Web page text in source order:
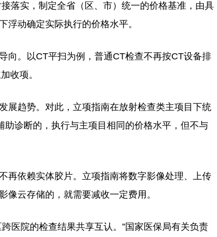
落实，制定全省（区、市）统一的价格基准，由具
浮动确定实际执行的价格水平。
。以CT平扫为例，普通CT检查不再按CT设备排
收项。
趋势。对此，立项指南在放射检查类主项目下统
助诊断的，执行与主项目相同的价格水平，但不与
依赖实体胶片。立项指南将数字影像处理、上传
云存储的，就需要减收一定费用。
院的检查结果共享互认。”国家医保局有关负责